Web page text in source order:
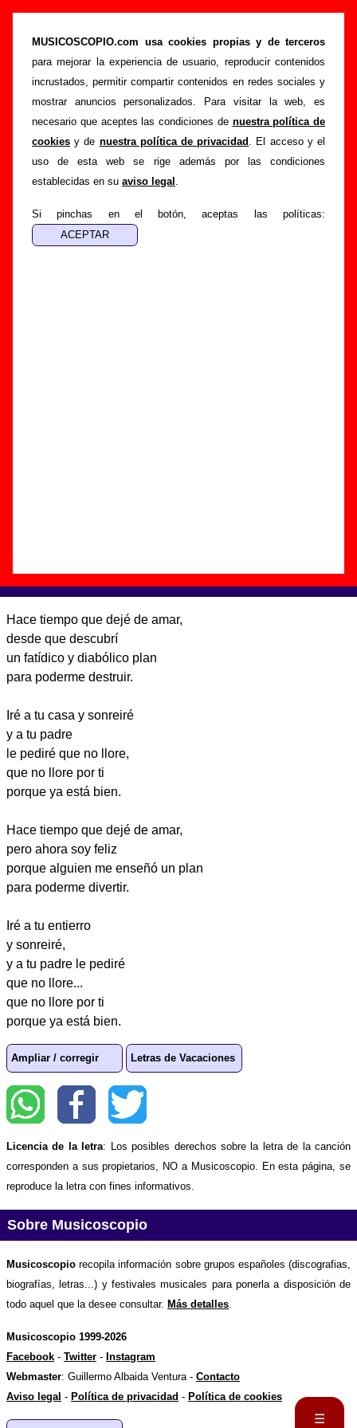
MUSICOSCOPIO.com usa cookies propias y de terceros
para mejorar la experiencia de usuario, reproducir contenidos
incrustados, permitir compartir contenidos en redes sociales y
mostrar anuncios personalizados. Para visitar la web, es
necesario que aceptes las condiciones de nuestra política de
cookies y de nuestra política de privacidad . El acceso y el
uso de esta web se rige además por las condiciones
establecidas en su aviso legal .
Si pinchas en el botón, aceptas las políticas:
“Asesinato”, canción de Vacaciones (Letra e
información)
☰
Portada >Vacaciones >Canciones > Asesinato
Esta página pretende recopilar todo tipo de información
sobre lacanción "Asesinato" interpretada porVacaciones
Además de su letra, también aparecerá información sobre el
autor o los autores, sobre los discos en los que está incluido
este tema, sobre la grabación del mismo, sobre versiones a
información adicional, puedes ayudar acompletar esta
información.
Hace tiempo que dejé de amar,
desde que descubrí
un fatídico y diabólico plan
para poderme destruir.
Iré a tu casa y sonreiré
y a tu padre
le pediré que no llore,
que no llore por ti
porque ya está bien.
Hace tiempo que dejé de amar,
pero ahora soy feliz
porque alguien me enseñó un plan
para poderme divertir.
Iré a tu entierro
y sonreiré,
y a tu padre le pediré
que no llore...
que no llore por ti
porque ya está bien.
Ampliar / corregir Letras de Vacaciones
Licencia de la letra: Los posibles derechos sobre la letra de la canción
corresponden a sus propietarios, NO a Musicoscopio. En esta página, se
reproduce la letra con fines informativos.
Sobre Musicoscopio
Musicoscopio recopila información sobre grupos españoles (discografias,
biografías, letras...) y festivales musicales para ponerla a disposición de
todo aquel que la desee consultar. Más detalles
Musicoscopio 1999-2026
Facebook - Twitter - Instagram
Webmaster: Guillermo Albaida Ventura - Contacto
Aviso legal - Política de privacidad - Política de cookies